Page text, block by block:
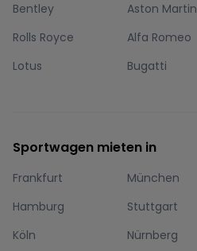
Bentley
Aston Martin
Rolls Royce
Alfa Romeo
Lotus
Bugatti
Sportwagen mieten in
Frankfurt München
Hamburg
Stuttgart
Köln
Nürnberg